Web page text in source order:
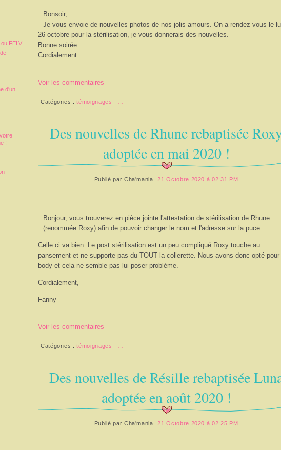
FELV
d'un
!
Bonsoir,
Je vous envoie de nouvelles photos de nos jolis amours. On a rendez vous le
26 octobre pour la stérilisation, je vous donnerais des nouvelles.
Bonne soirée.
Cordialement.
Voir les commentaires
Catégories :témoignages -
Des nouvelles de Rhune rebaptisée
adoptée en mai 2020 !
Publié par Cha'mania 21 Octobre 2020 à 02:31 PM
Bonjour, vous trouverez en pièce jointe l'attestation de stérilisation de Rhune
(renommée Roxy) afin de pouvoir changer le nom et l'adresse sur la puce.
Celle ci va bien. Le post stérilisation est un peu compliqué Roxy touche au
pansement et ne supporte pas du TOUT la collerette. Nous avons donc opté pour
body et cela ne semble pas lui poser problème.
Cordialement,
Fanny
Voir les commentaires
Catégories :témoignages -
Des nouvelles de Résille rebaptisée
adoptée en août 2020 !
Publié par Cha'mania 21 Octobre 2020 à 02:25 PM